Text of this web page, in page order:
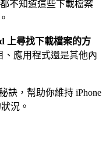
不知道這些下載檔案
上尋找下載檔案的方
、應用程式還是其他內
訣，幫助你維持 iPhone
況。